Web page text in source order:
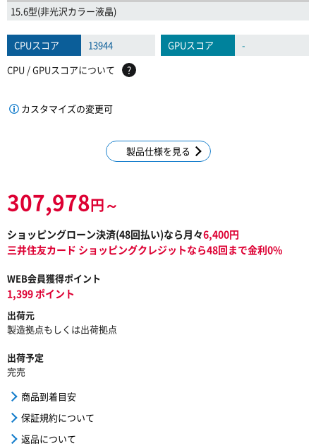
15.6型(非光沢カラー液晶)
CPUスコア 13944 GPUスコア
-
CPU / GPUスコアについて
?
カスタマイズの変更可
製品仕様を見る
307,978円～
ショッピングローン決済(48回払い)なら月々6,400円
三井住友カード ショッピングクレジットなら48回まで金利0%
WEB会員獲得ポイント
1,399 ポイント
出荷元
製造拠点もしくは出荷拠点
出荷予定
完売
商品到着目安
保証規約について
返品について